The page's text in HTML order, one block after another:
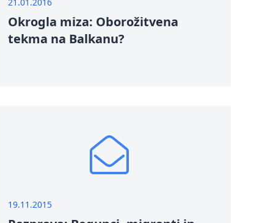
Okrogla miza: Oborožitvena
tekma na Balkanu?
19.11.2015